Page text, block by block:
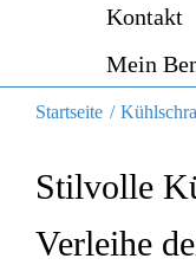
Kontakt
Mein
Startseite
Stilvolle
Verleihe